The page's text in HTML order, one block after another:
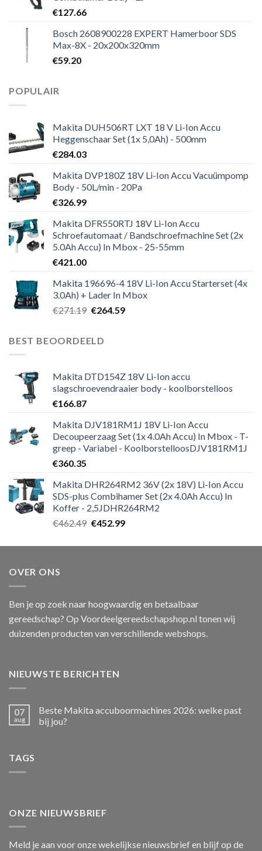
€127.66
Bosch 2608900228 EXPERT Hamerboor SDS
Max-8X - 20x200x320mm
€59.20
POPULAIR
Makita DUH506RT LXT 18 V Li-Ion Accu
Heggenschaar Set (1x 5,0Ah) - 500mm
€284.03
Makita DVP180Z 18V Li-Ion Accu Vacuümpomp
Body - 50L/min - 20Pa
€326.99
Makita DFR550RTJ 18V Li-Ion Accu
Schroefautomaat / Bandschroefmachine Set (2x
5.0Ah Accu) In Mbox - 25-55mm
€421.00
Makita 196696-4 18V Li-Ion Accu Starterset (4x
3.0Ah) + Lader In Mbox
€271.19 Oorspronkelijke
€271.19.
€264.59Huidige
BEST BEOORDEELD
Makita DTD154Z 18V Li-Ion accu
slagschroevendraaier body - koolborstelloos
€166.87
Makita DJV181RM1J 18V Li-Ion Accu
Decoupeerzaag Set (1x 4.0Ah Accu) In Mbox - T-
greep - Variabel - KoolborstelloosDJV181RM1J
€360.35
Makita DHR264RM2 36V (2x 18V) Li-Ion Accu
SDS-plus Combihamer Set (2x 4.0Ah Accu) In
Koffer - 2,5JDHR264RM2
€462.49 Oorspronkelijke
was:
€452.99Huidige
is:
OVER ONS
Ben je op zoek naar hoogwaardig en betaalbaar
gereedschap? Op Voordeelgereedschapshop.nl tonen wij
duizenden producten van verschillende webshops.
NIEUWSTE BERICHTEN
07
aug
Beste Makita accuboormachines 2026: welke past
bij jou?
TAGS
ONZE NIEUWSBRIEF
Meld je aan voor onze wekelijkse nieuwsbrief en blijf op de